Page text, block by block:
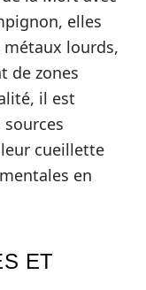
elles
lourds,
de zones
il est
leur cueillette
en
ET